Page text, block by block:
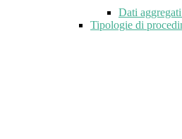
Dati
Tipologie di